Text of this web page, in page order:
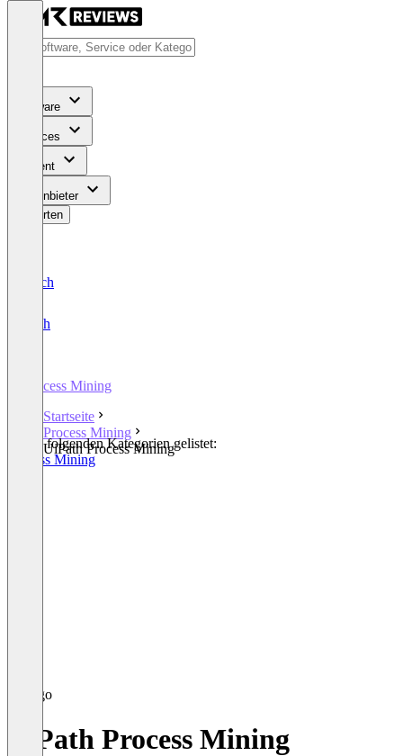
Software
Services
Content
Für Anbieter
Bewerten
Deutsch
English
Process Mining
Startseite
Process Mining
UiPath Process Mining
In den folgenden Kategorien gelistet:
Process Mining
UiPath Process Mining